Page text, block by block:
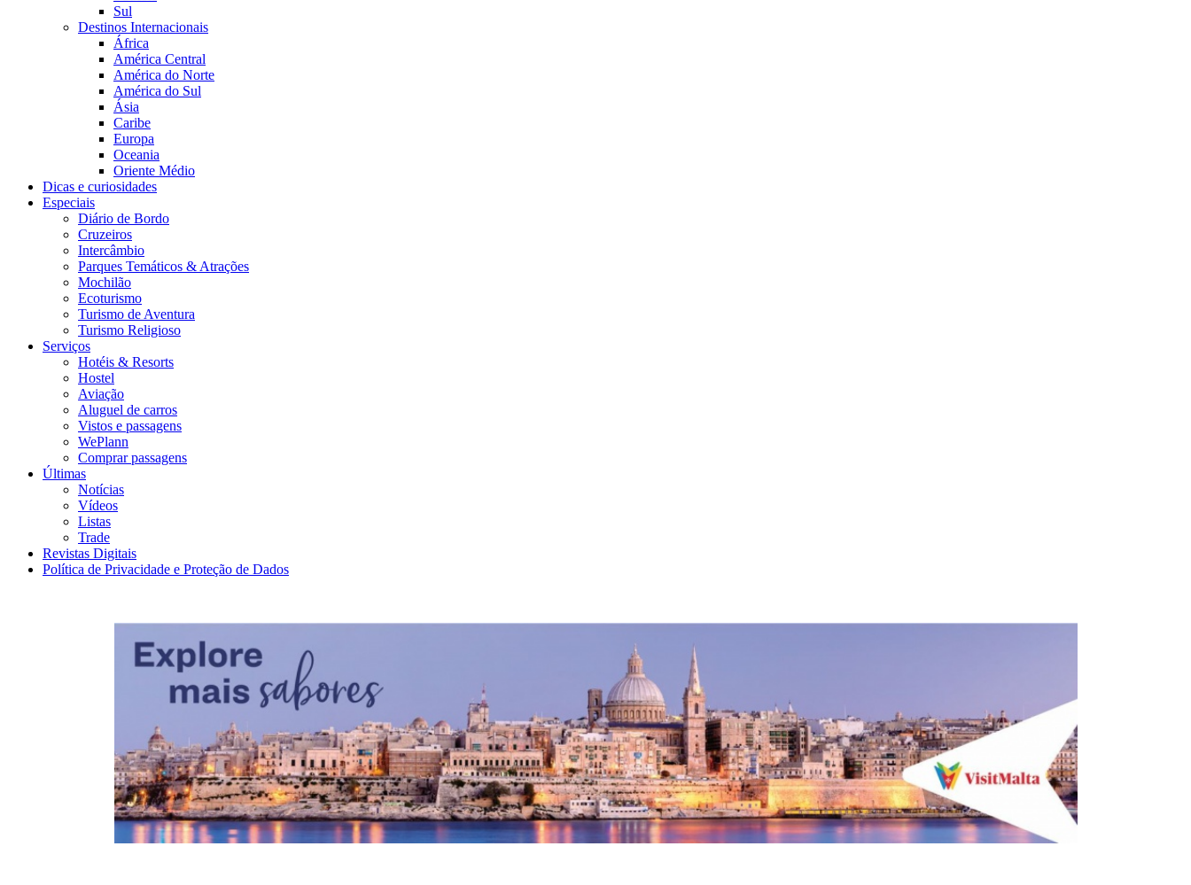
Sul
Destinos Internacionais
África
América Central
América do Norte
América do Sul
Ásia
Caribe
Europa
Oceania
Oriente Médio
Dicas e curiosidades
Especiais
Diário de Bordo
Cruzeiros
Intercâmbio
Parques Temáticos & Atrações
Mochilão
Ecoturismo
Turismo de Aventura
Turismo Religioso
Serviços
Hotéis & Resorts
Hostel
Aviação
Aluguel de carros
Vistos e passagens
WePlann
Comprar passagens
Últimas
Notícias
Vídeos
Listas
Trade
Revistas Digitais
Política de Privacidade e Proteção de Dados